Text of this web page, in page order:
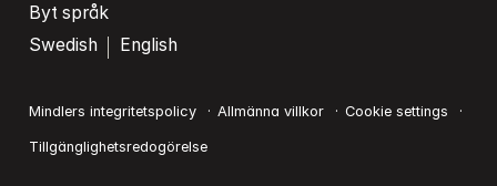
Byt språk
Swedish
English
Mindlers integritetspolicy Allmänna villkor Cookie settings
Tillgänglighetsredogörelse